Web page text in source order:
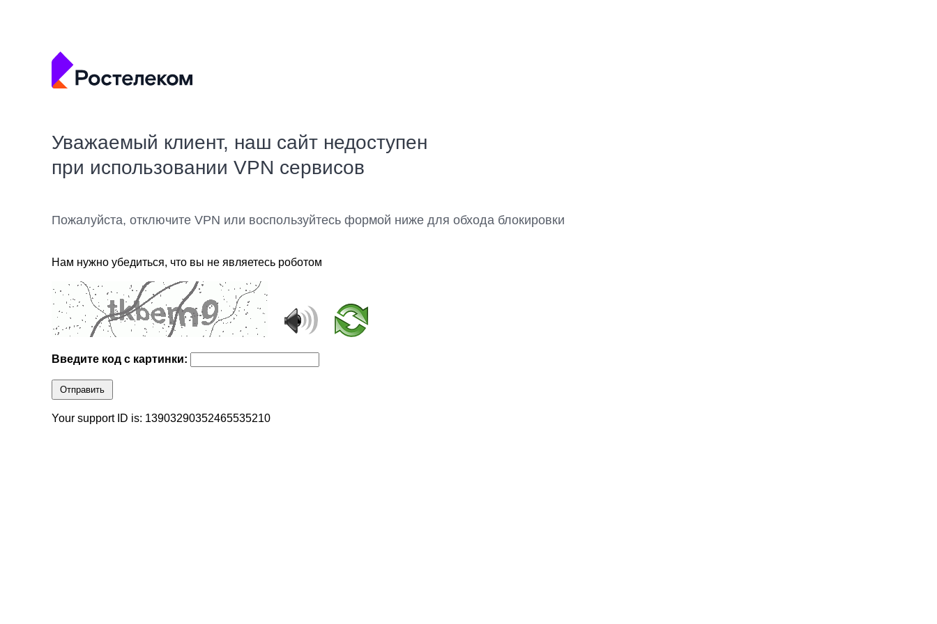
Уважаемый клиент, наш сайт недоступен
при использовании VPN сервисов
Пожалуйста, отключите VPN или воспользуйтесь формой ниже для обхода блокировки
Нам нужно убедиться, что вы не являетесь роботом
Введите код с картинки:
Отправить
Your support ID is: 13903290352465535210